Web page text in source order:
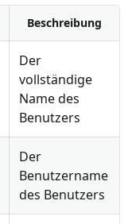
Beschreibung
Der
vollständige
Name des
Benutzers
Der
Benutzername
des Benutzers